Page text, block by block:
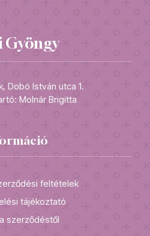
Gyöngy
Dobó István utca 1.
Molnár Brigitta
feltételek
tájékoztató
szerződéstől